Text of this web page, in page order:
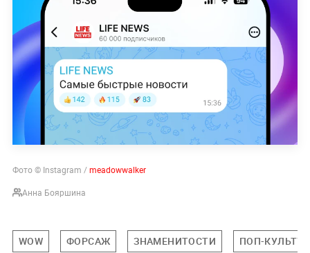
Фото © Instagram /meadowwalker
Анна Бояршина
WOW ФОРСАЖ ЗНАМЕНИТОСТИ ПОП-